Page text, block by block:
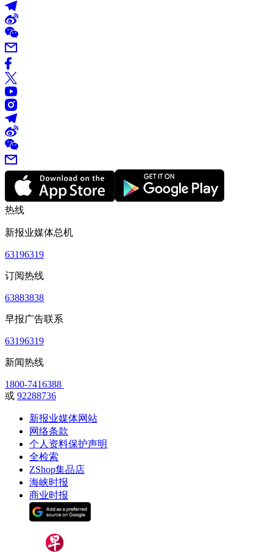
热线
新报业媒体总机
63196319
订阅热线
63883838
早报广告联系
63196319
新闻热线
1800-7416388
或 92288736
新报业媒体网站
网络条款
个人资料保护声明
全检索
ZShop集品店
海峡时报
商业时报